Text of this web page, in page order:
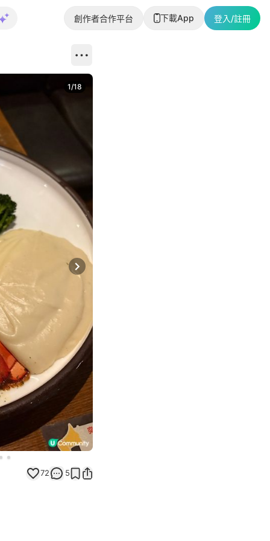
創作者合作平台 下載App 登入/註冊
Next slide
1/18
72 5